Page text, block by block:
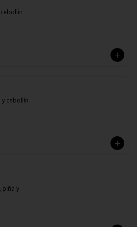
cebollín
piña y